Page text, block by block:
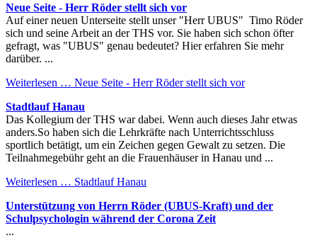
Neue Seite - Herr Röder stellt sich vor
Auf einer neuen Unterseite stellt unser "Herr UBUS" Timo Röder
sich und seine Arbeit an der THS vor. Sie haben sich schon öfter
gefragt, was "UBUS" genau bedeutet? Hier erfahren Sie mehr
darüber. ...
Weiterlesen … Neue Seite - Herr Röder stellt sich vor
Stadtlauf Hanau
Das Kollegium der THS war dabei. Wenn auch dieses Jahr etwas
anders.So haben sich die Lehrkräfte nach Unterrichtsschluss
sportlich betätigt, um ein Zeichen gegen Gewalt zu setzen. Die
Teilnahmegebühr geht an die Frauenhäuser in Hanau und ...
Weiterlesen … Stadtlauf Hanau
Unterstützung von Herrn Röder (UBUS-Kraft) und der
Schulpsychologin während der Corona Zeit
...